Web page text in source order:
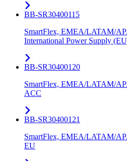
BB-SR30400115
SmartFlex, EMEA/LATAM/
International Power Supply
BB-SR30400120
SmartFlex, EMEA/LATAM/
ACC
BB-SR30400121
SmartFlex, EMEA/LATAM/
EU